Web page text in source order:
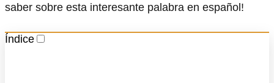
saber sobre esta interesante palabra en español!
Índice